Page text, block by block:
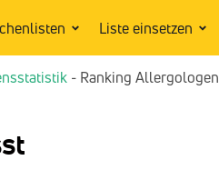
Liste einsetzen
- Ranking Allergologen